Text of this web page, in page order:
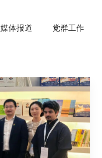
媒体报道 党群工作